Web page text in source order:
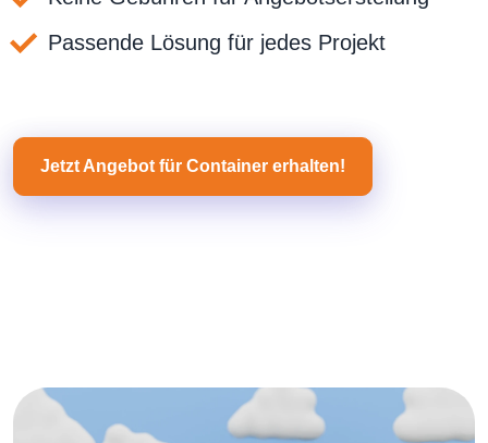
Passende Lösung für jedes Projekt
Jetzt Angebot für Container erhalten!